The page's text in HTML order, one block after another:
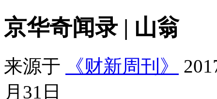
京华奇闻录 | 山翁
来源于 《财新周刊》
月31日